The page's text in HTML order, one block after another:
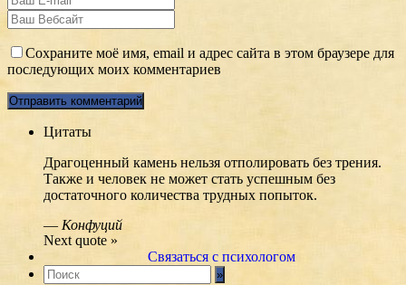
Сохраните моё имя, email и адрес сайта в этом браузере для
последующих моих комментариев
Цитаты
Драгоценный камень нельзя отполировать без трения.
Также и человек не может стать успешным без
достаточного количества трудных попыток.
— Конфуций
Next quote »
Связаться с психологом